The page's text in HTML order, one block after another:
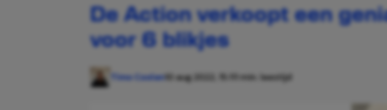
De Action verkoopt een
voor 6 blikjes
Timo Coolen10 aug 2022, 15:111 min. leestijd